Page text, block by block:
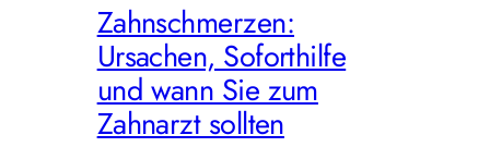
Zahnschmerzen:
Ursachen, Soforthilfe
und wann Sie zum
Zahnarzt sollten